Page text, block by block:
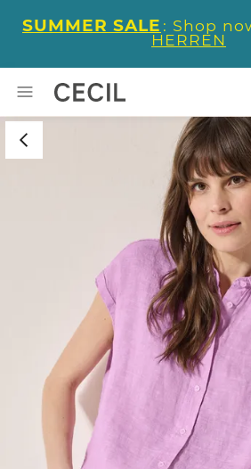
SUMMER SALE : Shop
HERREN